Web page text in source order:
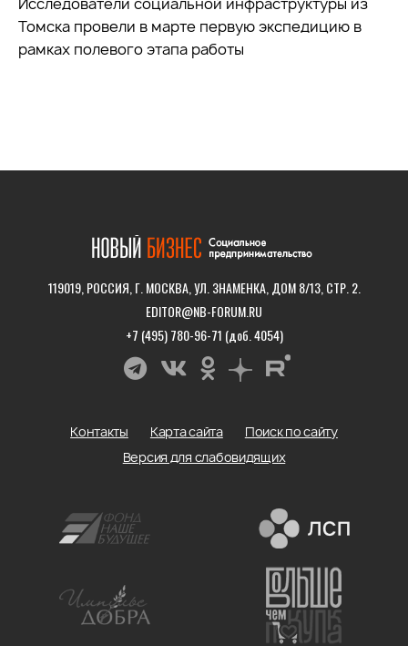
Томска провели в марте первую экспедицию в
рамках полевого этапа работы
119019, РОССИЯ, Г. МОСКВА, УЛ. ЗНАМЕНКА, ДОМ 8/13, СТР. 2.
EDITOR@NB-FORUM.RU
+7 (495) 780-96-71 (доб. 4054)
Контакты Карта сайта
Поиск по сайту
Версия для слабовидящих